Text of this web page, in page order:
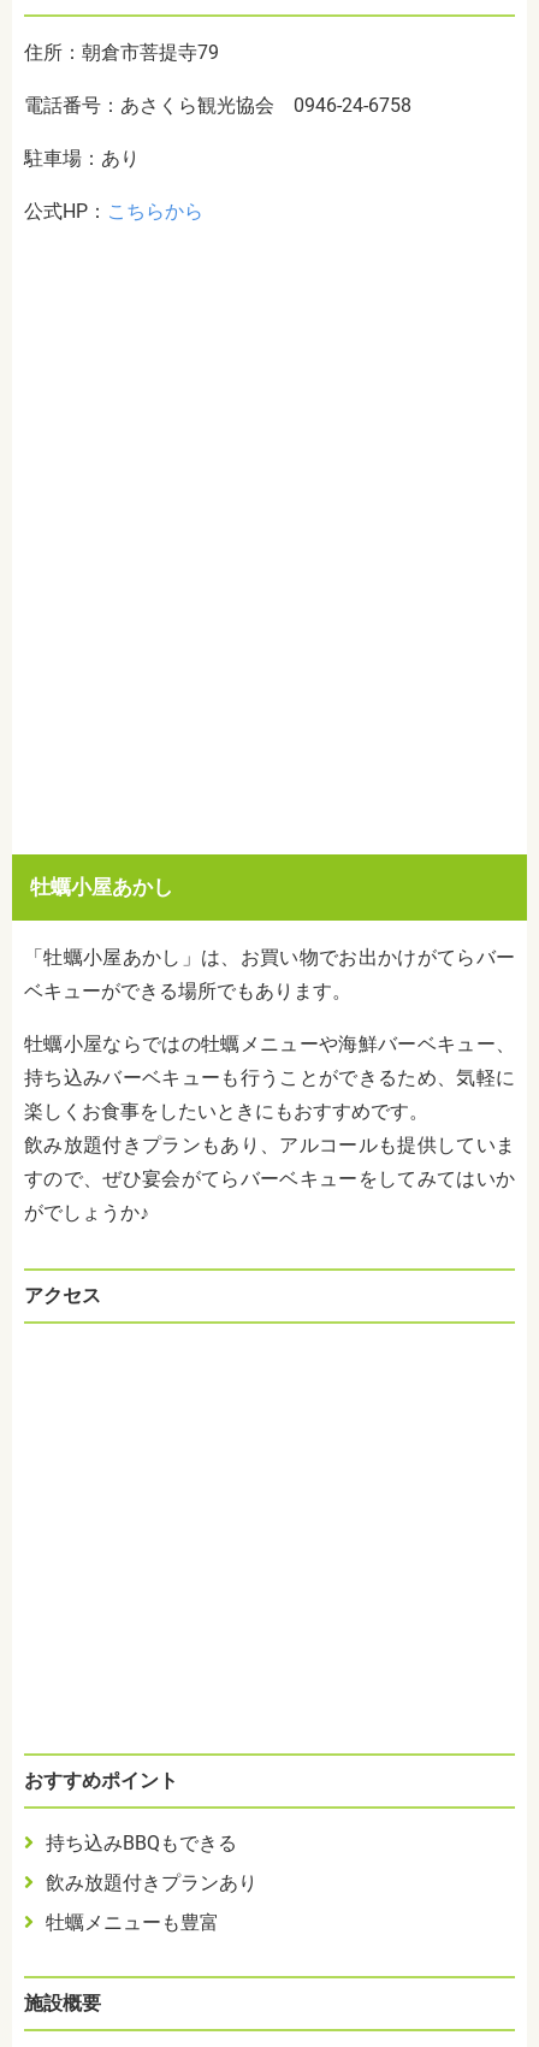
住所：朝倉市菩提寺79
電話番号：あさくら観光協会 0946-24-6758
駐車場：あり
公式HP： こちらから
牡蠣小屋あかし
「牡蠣小屋あかし」は、お買い物でお出かけがてらバー
ベキューができる場所でもあります。
牡蠣小屋ならではの牡蠣メニューや海鮮バーベキュー、
持ち込みバーベキューも行うことができるため、気軽に
楽しくお食事をしたいときにもおすすめです。
飲み放題付きプランもあり、アルコールも提供していま
すので、ぜひ宴会がてらバーベキューをしてみてはいか
がでしょうか♪
アクセス
おすすめポイント
持ち込みBBQもできる
飲み放題付きプランあり
牡蠣メニューも豊富
施設概要